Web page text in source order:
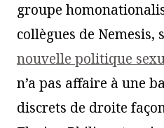
groupe
collègues de Nemesis,
nouvelle politique
n’a pas affaire à une
discrets de droite